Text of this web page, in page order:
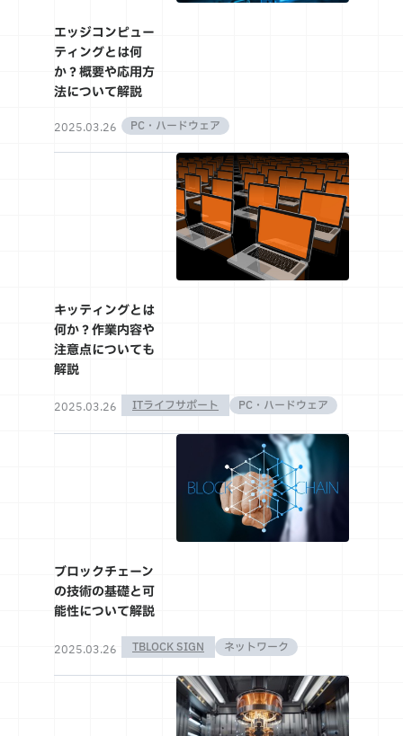
エッジコンピュー
ティングとは何
か？概要や応用方
法について解説
2025.03.26 PC・ハードウェア
キッティングとは
何か？作業内容や
注意点についても
解説
2025.03.26 ITライフサポート PC・ハードウェア
ブロックチェーン
の技術の基礎と可
能性について解説
2025.03.26 TBLOCK SIGN ネットワーク